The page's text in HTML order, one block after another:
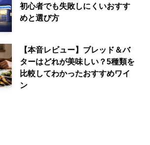
初心者でも失敗しにくいおすす
めと選び方
【本音レビュー】ブレッド＆バ
ターはどれが美味しい？5種類を
比較してわかったおすすめワイ
ン